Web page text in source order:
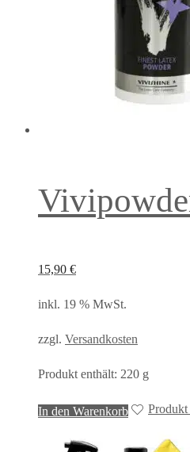
15,90 €
inkl. 19 % MwSt.
zzgl. Versandkosten
Produkt enthält: 220 g
In den Warenkorb Produkt